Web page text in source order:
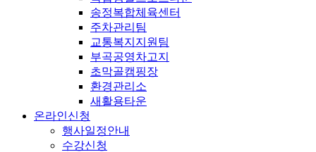
송정복합체육센터
주차관리팀
교통복지지원팀
부곡공영차고지
초막골캠핑장
환경관리소
새활용타운
온라인신청
행사일정안내
수강신청